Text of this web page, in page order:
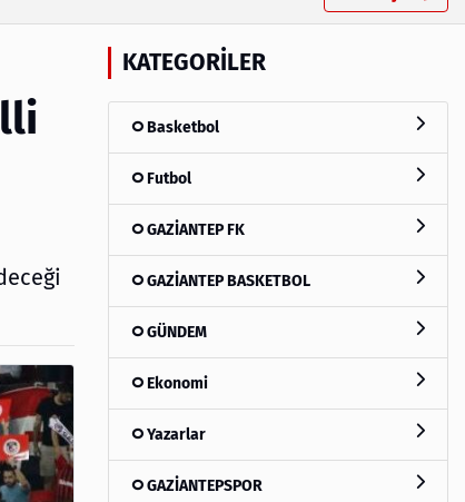
KATEGORILER
Basketbol
Futbol
GAZİANTEP FK
GAZİANTEP BASKETBOL
GÜNDEM
Ekonomi
Yazarlar
GAZİANTEPSPOR